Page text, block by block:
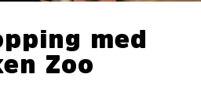
med
Zoo